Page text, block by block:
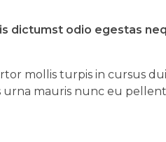
dictumst odio egestas
mollis turpis in cursus
urna mauris nunc eu